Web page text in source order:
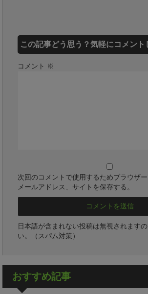
この記事どう思う？気軽にコメント
コメント ※
次回のコメントで使用するためブラウザー
メールアドレス、サイトを保存する。
日本語が含まれない投稿は無視されます
い。（スパム対策）
おすすめ記事